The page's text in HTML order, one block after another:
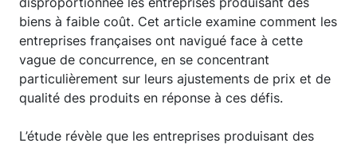
biens à faible coût. Cet article examine comment les
entreprises françaises ont navigué face à cette
vague de concurrence, en se concentrant
particulièrement sur leurs ajustements de prix et de
qualité des produits en réponse à ces défis.
L’étude révèle que les entreprises produisant des